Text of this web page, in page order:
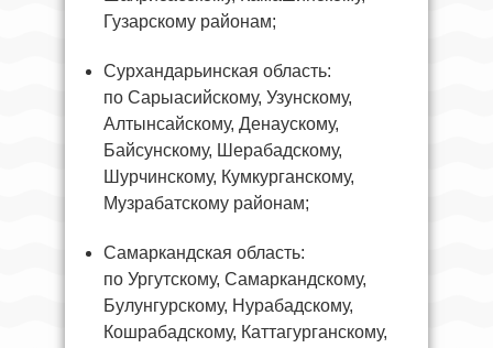
Гузарскому районам;
Сурхандарьинская область:
по Сарыасийскому, Узунскому,
Алтынсайскому, Денаускому,
Байсунскому, Шерабадскому,
Шурчинскому, Кумкурганскому,
Музрабатскому районам;
Самаркандская область:
по Ургутскому, Самаркандскому,
Булунгурскому, Нурабадскому,
Кошрабадскому, Каттагурганскому,